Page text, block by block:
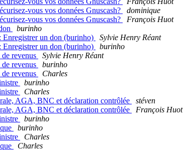
vous vos données Gnuscash?
dominique
vous vos données Gnuscash?
François Huot
burinho
un don (burinho)
Sylvie Henry Réant
un don (burinho)
burinho
revenus
Sylvie Henry Réant
revenus
burinho
revenus
Charles
burinho
Charles
AGA, BNC et déclaration contrôlée
stéven
AGA, BNC et déclaration contrôlée
François Huot
burinho
burinho
Charles
Charles